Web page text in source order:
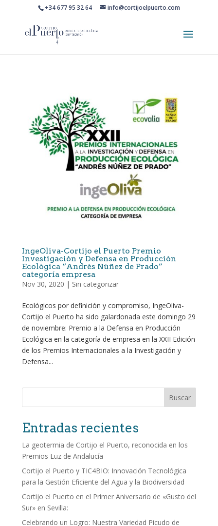
+34 677 95 32 64 info@cortijoelpuerto.com
IngeOliva-Cortijo el Puerto Premio
Investigación y Defensa en Producción
Ecológica “Andrés Núñez de Prado”
categoría empresa
Nov 30, 2020 | Sin categorizar
Ecológicos por definición y compromiso, IngeOliva-
Cortijo el Puerto ha sido galardonada este domingo 29
de noviembre: Premio a la Defensa en Producción
Ecológica en la categoría de empresa en la XXII Edición
de los Premios Internacionales a la Investigación y
Defensa...
Buscar
Entradas recientes
La geotermia de Cortijo el Puerto, reconocida en los
Premios Luz de Andalucía
Cortijo el Puerto y TIC4BIO: Innovación Tecnológica
para la Gestión Eficiente del Agua y la Biodiversidad
Cortijo el Puerto en el Primer Aniversario de «Gusto del
Sur» en Sevilla:
Celebrando un Logro: Nuestra Variedad Picudo de